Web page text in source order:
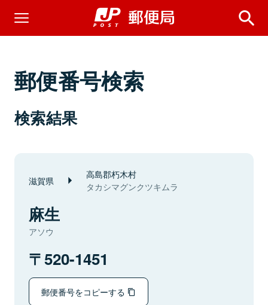
郵便番号検索
検索結果
滋賀県 高島郡朽木村
タカシマグンクツキムラ
麻生
アソウ
520-1451
郵便番号をコピーする